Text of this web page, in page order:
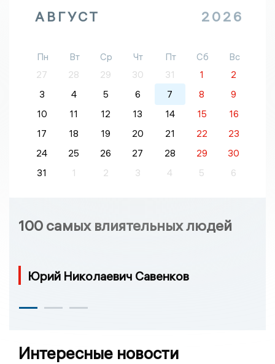
АВГУСТ 2026
Пн Вт Ср Чт Пт Сб
Вс
27
28 29 30 31 1
2
3
4 5 6 7 8
9
10
11 12 13 14 15
16
17
18 19 20 21 22
23
24
25 26 27 28 29
30
31
1 2 3 4 5 6
100 самых влиятельных людей
Юрий Николаевич Савенков
Интересные новости